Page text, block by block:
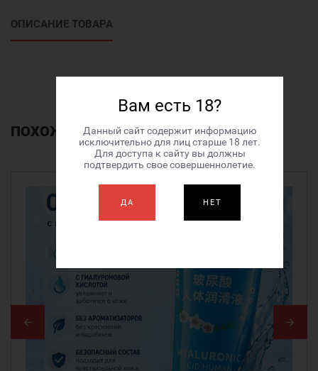
ОПИСАНИЕ ТОВАРА
ПОХОЖИЕТОВАРЫ
Вам есть 18?
Данный сайт содержит информацию
исключительно для лиц старше 18 лет.
Для доступа к сайту вы должны
подтвердить свое совершеннолетие.
ДА НЕТ